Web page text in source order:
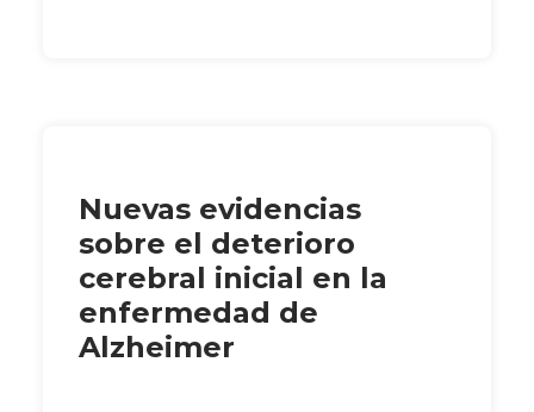
Nuevas evidencias
sobre el deterioro
cerebral inicial en la
enfermedad de
Alzheimer